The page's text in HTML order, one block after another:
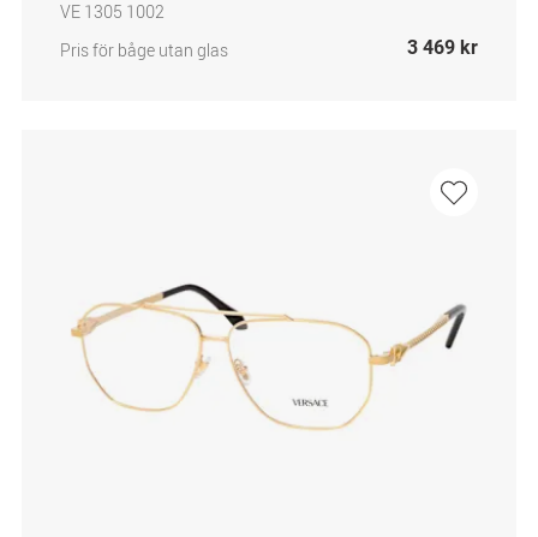
VE 1305 1002
Pris för båge utan glas
3 469 kr